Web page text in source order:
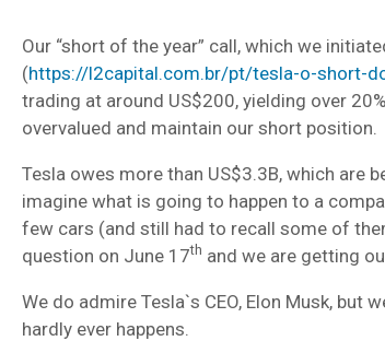
Our “short of the year” call, which we
(https://l2capital.com.br/pt/tesla-o-short-
trading at around US$200, yielding over
overvalued and maintain our short position.
Tesla owes more than US$3.3B, which are
imagine what is going to happen to a
few cars (and still had to recall some of
question on June 17th and we are getting
We do admire Tesla`s CEO, Elon Musk, but
hardly ever happens.